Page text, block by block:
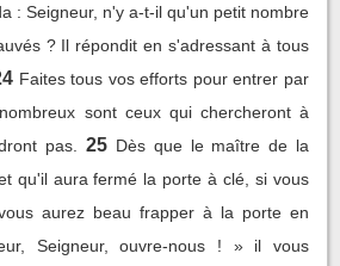
: Seigneur, n'y a-t-il qu'un petit nombre
? Il répondit en s'adressant à tous
Faites tous vos efforts pour entrer par
sont ceux qui chercheront à
pas.
25 Dès que le maître de la
qu'il aura fermé la porte à clé, si vous
aurez beau frapper à la porte en
Seigneur, ouvre-nous ! » il vous